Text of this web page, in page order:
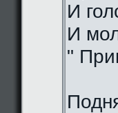
И
И
"